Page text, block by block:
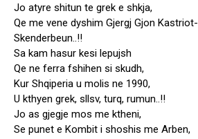
Jo atyre shitun te grek e shkja,
Qe me vene dyshim Gjergj Gjon Kastriot-
Skenderbeun..!!
Sa kam hasur kesi lepujsh
Qe ne ferra fshihen si skudh,
Kur Shqiperia u molis ne 1990,
U kthyen grek, sllsv, turq, rumun..!!
Jo as gjegje mos me ktheni,
Se punet e Kombit i shoshis me Arben,